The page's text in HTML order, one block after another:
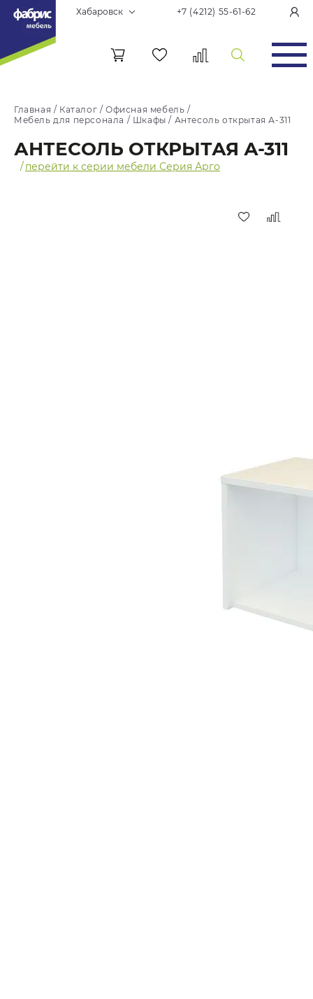
Хабаровск +7 (4212) 55-61-62
Главная / Каталог /Офисная мебель /
Мебель для персонала / Шкафы / Антесоль открытая А-311
АНТЕСОЛЬ ОТКРЫТАЯ А-311
/перейти к серии мебели Серия Арго